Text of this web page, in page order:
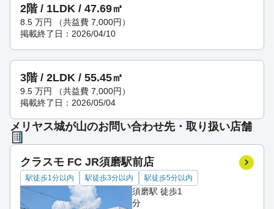
2階 / 1LDK / 47.69㎡
8.5 万円
（共益費 7,000円）
掲載終了日：2026/04/10
3階 / 2LDK / 55.45㎡
9.5 万円
（共益費 7,000円）
掲載終了日：2026/05/04
メリヤス城が山のお問い合わせ先・取り扱い店舗
クラスモ FC JR須磨駅前店
駅徒歩1分以内 駅徒歩3分以内 駅徒歩5分以内
須磨駅 徒歩1
分